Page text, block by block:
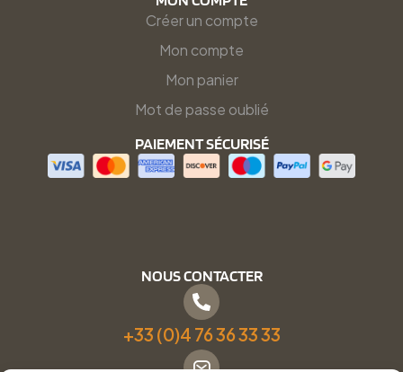
Créer un compte
Mon compte
Mon panier
Mot de passe oublié
PAIEMENT SÉCURISÉ
NOUS CONTACTER
+33 (0)4 76 36 33 33